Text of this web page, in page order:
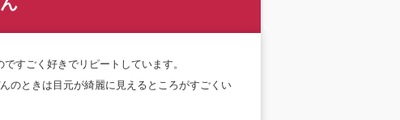
すごく好きでリピートしています。
のときは目元が綺麗に見えるところがすごくい